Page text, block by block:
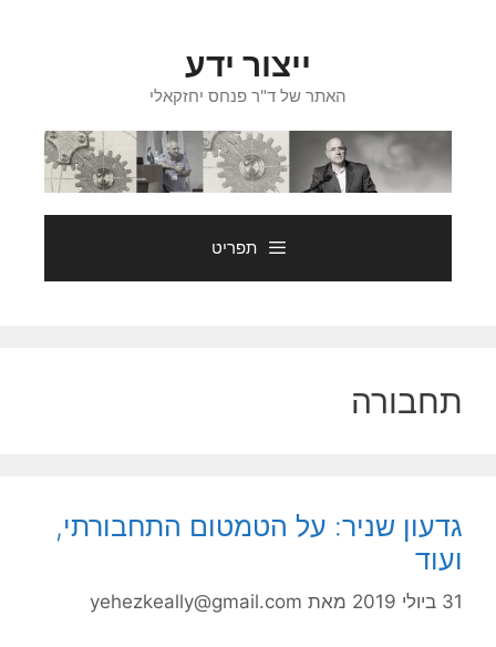
ייצור ידע
האתר של ד"ר פנחס יחזקאלי
תפריט
תחבורה
גדעון שניר: על הטמטום התחבורתי,
ועוד
31 ביולי 2019 מאת yehezkeally@gmail.com